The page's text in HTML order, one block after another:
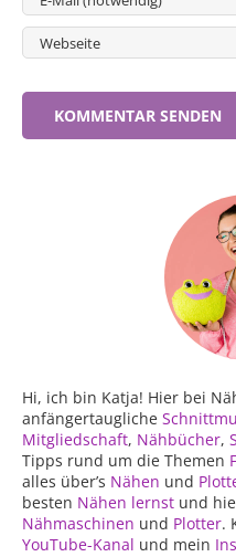
Hi, ich bin Katja! Hier bei
anfängertaugliche
Mitgliedschaft, Nähbücher,
Tipps rund um die Themen
alles über’s Nähen und
besten Nähen lernst und
Nähmaschinen und Plotter.
YouTube-Kanal und mein